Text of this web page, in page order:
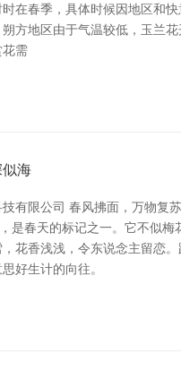
在春季，具体时候因地区和
方地区由于气温较低，玉兰
花需
似海
技有限公司 春风拂面，万物复
是春天的标记之一。它不似
花香浅浅，令东说念主留恋
好生计的向往。